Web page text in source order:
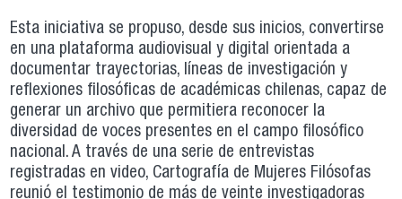
Esta iniciativa se propuso, desde sus inicios, convertirse
en una plataforma audiovisual y digital orientada a
documentar trayectorias, líneas de investigación y
reflexiones filosóficas de académicas chilenas, capaz de
generar un archivo que permitiera reconocer la
diversidad de voces presentes en el campo filosófico
nacional. A través de una serie de entrevistas
registradas en video, Cartografía de Mujeres Filósofas
reunió el testimonio de más de veinte investigadoras